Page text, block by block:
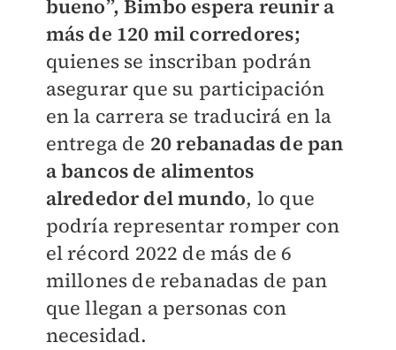
bueno”, Bimbo espera reunir a
más de 120 mil corredores;
quienes se inscriban podrán
asegurar que su participación
en la carrera se traducirá en la
entrega de 20 rebanadas de pan
a bancos de alimentos
alrededor del mundo, lo que
podría representar romper con
el récord 2022 de más de 6
millones de rebanadas de pan
que llegan a personas con
necesidad.